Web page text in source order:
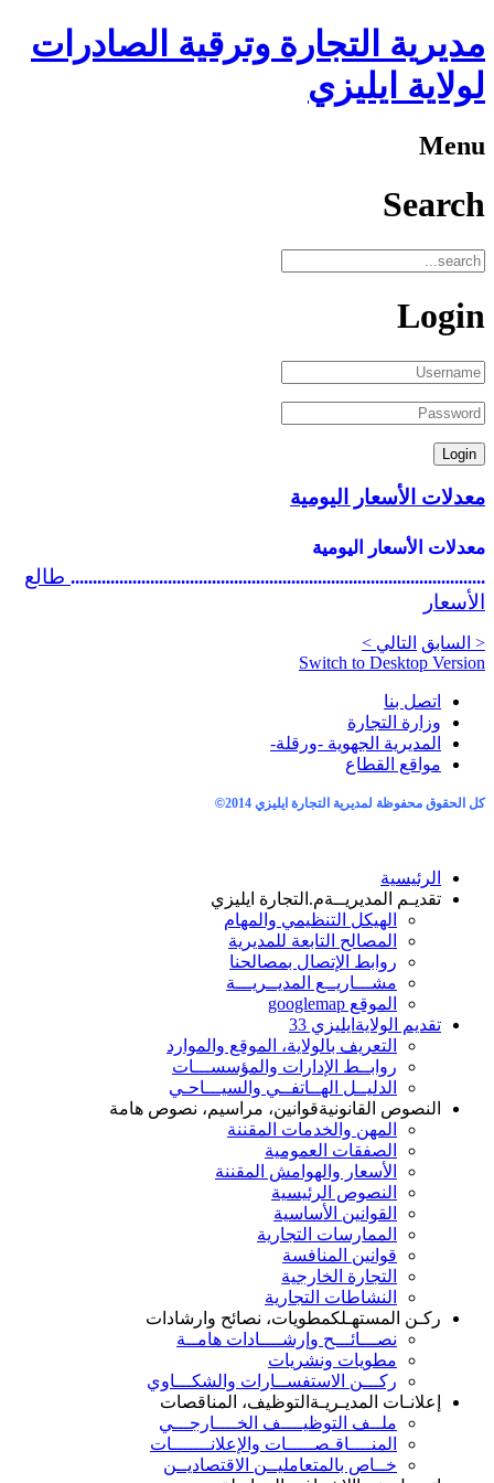
مديرية التجارة وترقية الصادرات
لولاية ايليزي
Menu
Search
Login
معدلات الأسعار اليومية
معدلات الأسعار
اليومية
.............................................................................................. طالع
الأسعار
< السابق التالي >
Switch to Desktop Version
اتصل بنا
وزارة التجارة
المديرية الجهوية -ورقلة-
مواقع القطاع
كل الحقوق محفوظة لمديرية التجارة ايليزي 2014 ©
الرئيسية
تقديـم المديريــةم.التجارة ايليزي
الهيكل التنظيمي والمهام
المصالح التابعة للمديرية
روابط الإتصال بمصالحنا
مشـــاريــع المديــريـــة
الموقع googlemap
تقديم الولاية ايليزي 33
التعريف بالولاية، الموقع والموارد
روابــط الإدارات والمؤسســـات
الدليــل الهــاتفــي والسيـــاحـي
النصوص القانونيةقوانين، مراسيم، نصوص هامة
المهن والخدمات المقننة
الصفقات العمومية
الأسعار والهوامش المقننة
النصوص الرئيسية
القوانين الأساسية
الممارسات التجارية
قوانين المنافسة
التجارة الخارجية
النشاطات التجارية
ركـن المستهـلكمطويات، نصائح وارشادات
نصـــائـــح وإرشــــادات هامــة
مطويات ونشريات
ركـــن الاستفســارات والشكـــاوي
إعلانـات المديـريـة التوظيف، المناقصات
ملــف التوظيــــف الخــــارجـــي
المنــــاقـصـــــات والإعلانـــــــات
خــاص بالمتعامليــن الاقتصاديــن